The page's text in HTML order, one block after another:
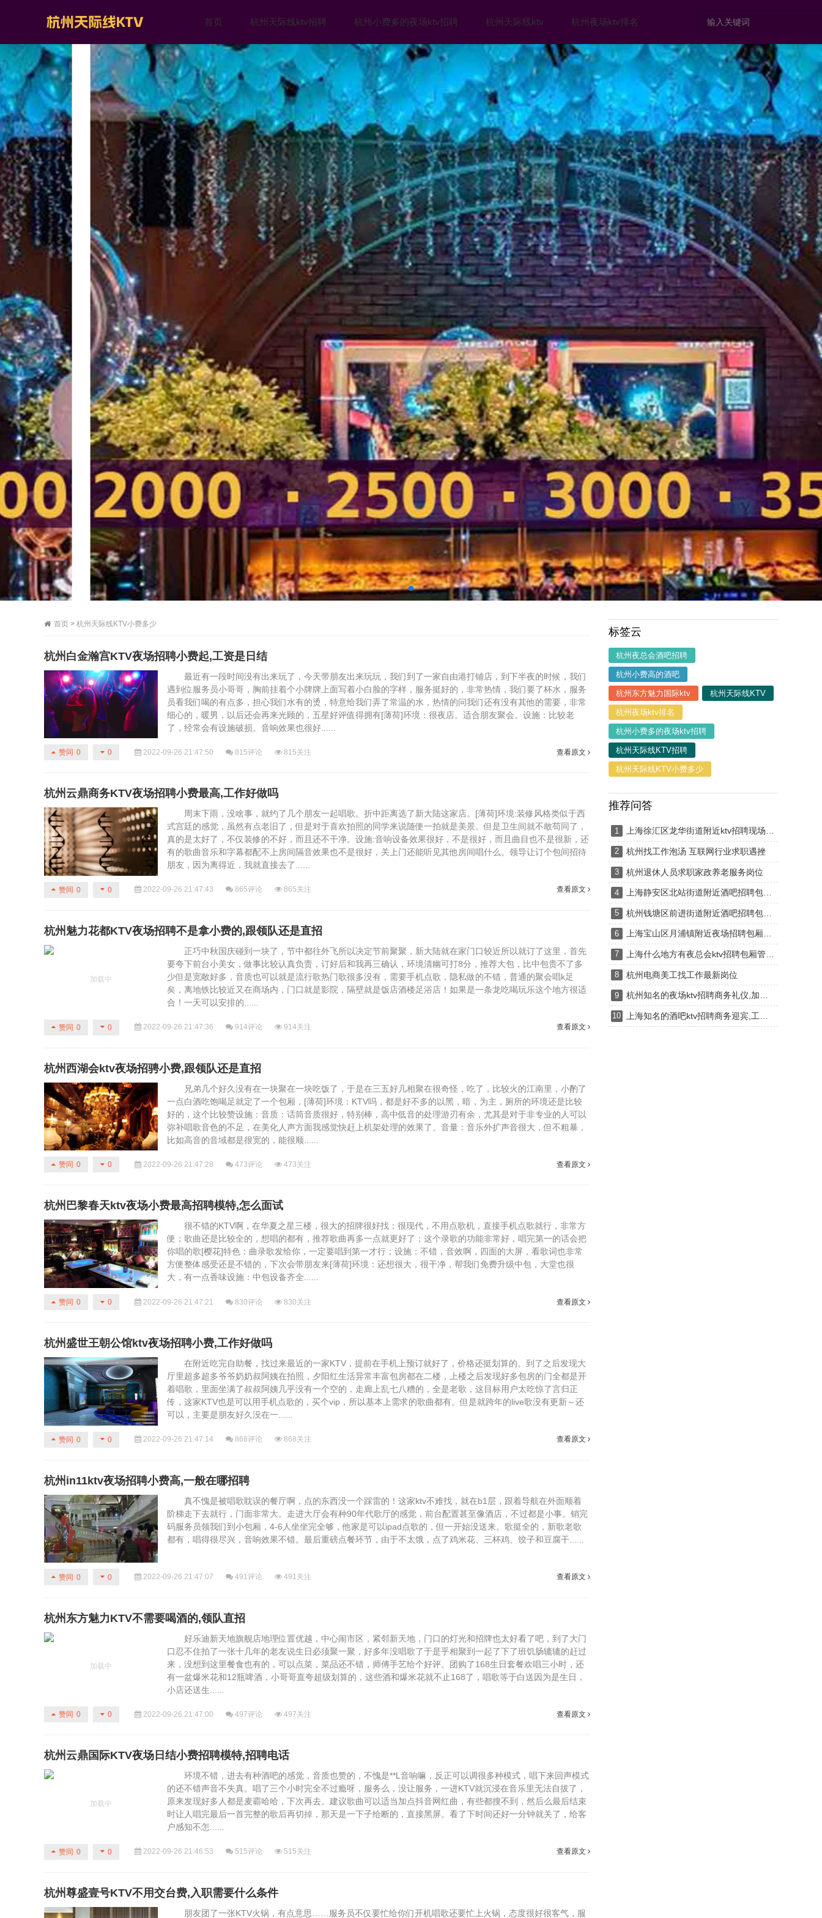
首页 杭州天际线ktv招聘 杭州小费多的夜场ktv招聘 杭州天际线ktv 杭州夜场ktv排名
首页 > 杭州天际线KTV小费多少
杭州白金瀚宫KTV夜场招聘小费起,工资是日结
最近有一段时间没有出来玩了，今天带朋友出来玩玩，我们到了一家自由港打铺店，到下半夜的时候，我们
遇到位服务员小哥哥，胸前挂着个小牌牌上面写着小白脸的字样，服务挺好的，非常热情，我们要了杯水，服务
员看我们喝的有点多，担心我们水有的烫，特意给我们弄了常温的水，热情的问我们还有没有其他的需要，非常
细心的，暖男，以后还会再来光顾的，五星好评值得拥有[薄荷]环境：很夜店。适合朋友聚会。设施：比较老
了，经常会有设施破损。音响效果也很好......
赞同 0 0 2022-09-26 21:47:50 815评论 815关注 查看原文
杭州云鼎商务KTV夜场招聘小费最高,工作好做吗
周末下雨，没啥事，就约了几个朋友一起唱歌。折中距离选了新大陆这家店。[薄荷]环境:装修风格类似于西
式宫廷的感觉，虽然有点老旧了，但是对于喜欢拍照的同学来说随便一拍就是美景。但是卫生间就不敢苟同了，
真的是太好了，不仅装修的不好，而且还不干净。设施:音响设备效果很好，不是很好，而且曲目也不是很新，还
有的歌曲音乐和字幕都配不上房间隔音效果也不是很好，关上门还能听见其他房间唱什么。领导让订个包间招待
朋友，因为离得近，我就直接去了......
赞同 0 0 2022-09-26 21:47:43 865评论 865关注 查看原文
杭州魅力花都KTV夜场招聘不是拿小费的,跟领队还是直招
正巧中秋国庆碰到一块了，节中都往外飞所以决定节前聚聚，新大陆就在家门口较近所以就订了这里，首先
要夸下前台小美女，做事比较认真负责，订好后和我再三确认，环境清幽可打8分，推荐大包，比中包贵不了多
少但是宽敞好多，音质也可以就是流行歌热门歌很多没有，需要手机点歌，隐私做的不错，普通的聚会唱k足
矣，离地铁比较近又在商场内，门口就是影院，隔壁就是饭店酒楼足浴店！如果是一条龙吃喝玩乐这个地方很适
合！一天可以安排的......
赞同 0 0 2022-09-26 21:47:36 914评论 914关注 查看原文
杭州西湖会ktv夜场招骋小费,跟领队还是直招
兄弟几个好久没有在一块聚在一块吃饭了，于是在三五好几相聚在很奇怪，吃了，比较火的江南里，小酌了
一点白酒吃饱喝足就定了一个包厢，[薄荷]环境：KTV吗，都是好不多的以黑，暗，为主，厕所的环境还是比较
好的，这个比较赞设施：音质：话筒音质很好，特别棒，高中低音的处理游刃有余，尤其是对于非专业的人可以
弥补唱歌音色的不足，在美化人声方面我感觉快赶上机架处理的效果了。音量：音乐外扩声音很大，但不粗暴，
比如高音的音域都是很宽的，能很顺......
赞同 0 0 2022-09-26 21:47:28 473评论 473关注 查看原文
杭州巴黎春天ktv夜场小费最高招聘模特,怎么面试
很不错的KTV啊，在华夏之星三楼，很大的招牌很好找；很现代，不用点歌机，直接手机点歌就行，非常方
便；歌曲还是比较全的，想唱的都有，推荐歌曲再多一点就更好了；这个录歌的功能非常好，唱完第一的话会把
你唱的歌[樱花]特色：曲录歌发给你，一定要唱到第一才行；设施：不错，音效啊，四面的大屏，看歌词也非常
方便整体感受还是不错的，下次会带朋友来[薄荷]环境：还想很大，很干净，帮我们免费升级中包，大堂也很
大，有一点香味设施：中包设备齐全......
赞同 0 0 2022-09-26 21:47:21 830评论 830关注 查看原文
杭州盛世王朝公馆ktv夜场招聘小费,工作好做吗
在附近吃完自助餐，找过来最近的一家KTV，提前在手机上预订就好了，价格还挺划算的。到了之后发现大
厅里超多超多爷爷奶奶叔阿姨在拍照，夕阳红生活异常丰富包房都在二楼，上楼之后发现好多包房的门全都是开
着唱歌，里面坐满了叔叔阿姨几乎没有一个空的，走廊上乱七八糟的，全是老歌，这目标用户太吃惊了言归正
传，这家KTV也是可以用手机点歌的，买个vip，所以基本上需求的歌曲都有。但是就跨年的live歌没有更新～还
可以，主要是朋友好久没在一......
赞同 0 0 2022-09-26 21:47:14 868评论 868关注 查看原文
杭州in11ktv夜场招聘小费高,一般在哪招聘
️真不愧是被唱歌耽误的餐厅啊，点的东西没一个踩雷的！这家ktv不难找，就在b1层，跟着导航在外面顺着
阶梯走下去就行，门面非常大。走进大厅会有种90年代歌厅的感觉，前台配置甚至像酒店，不过都是小事。‍‍‍销完
码服务员领我们到小包厢，4-6人坐坐完全够，他家是可以ipad点歌的，但一开始没送来。歌挺全的，新歌老歌
都有，唱得很尽兴，音响效果不错。最后重磅点餐环节，由于不太饿，点了鸡米花、三杯鸡、饺子和豆腐干......
赞同 0 0 2022-09-26 21:47:07 491评论 491关注 查看原文
杭州东方魅力KTV不需要喝酒的,领队直招
好乐迪新天地旗舰店地理位置优越，中心闹市区，紧邻新天地，门口的灯光和招牌也太好看了吧，到了大门
口忍不住拍了一张十几年的老友说生日必须聚一聚，好多年没唱歌了于是乎相聚到一起了下了班饥肠辘辘的赶过
来，没想到这里餐食也有的，可以点菜，菜品还不错，师傅手艺给个好评。团购了168生日套餐欢唱三小时，还
有一盆爆米花和12瓶啤酒，小哥哥直夸超级划算的，这些酒和爆米花就不止168了，唱歌等于白送因为是生日，
小店还送生......
赞同 0 0 2022-09-26 21:47:00 497评论 497关注 查看原文
杭州云鼎国际KTV夜场日结小费招聘模特,招聘电话
环境不错，进去有种酒吧的感觉，音质也赞的，不愧是**L音响嘛，反正可以调很多种模式，唱下来回声模式
的还不错声音不失真。唱了三个小时完全不过瘾呀，服务么，没让服务，一进KTV就沉浸在音乐里无法自拔了，
原来发现好多人都是麦霸哈哈，下次再去。建议歌曲可以适当加点抖音网红曲，有些都搜不到，然后么最后结束
时让人唱完最后一首完整的歌后再切掉，那天是一下子给断的，直接黑屏。看了下时间还好一分钟就关了，给客
户感知不怎......
赞同 0 0 2022-09-26 21:46:53 515评论 515关注 查看原文
杭州尊盛壹号KTV不用交台费,入职需要什么条件
朋友团了一张KTV火锅，有点意思……服务员不仅要忙给你们开机唱歌还要忙上火锅，态度很好很客气，服
标签云
杭州夜总会酒吧招聘
杭州小费高的酒吧
杭州东方魅力国际ktv 杭州天际线KTV
杭州夜场ktv排名
杭州小费多的夜场ktv招聘
杭州天际线KTV招聘
杭州天际线KTV小费多少
推荐问答
1 上海徐汇区龙华街道附近ktv招聘现场DJ,有哪些工作岗位
2 杭州找工作泡汤 互联网行业求职遇挫
3 杭州退休人员求职家政养老服务岗位
4 上海静安区北站街道附近酒吧招聘包厢气氛租,一个月上几天班
5 杭州钱塘区前进街道附近酒吧招聘包厢服务员,(不抽台费)
6 上海宝山区月浦镇附近夜场招聘包厢陪唱,是当天上班当天发薪吗？
7
8 杭州电商美工找工作最新岗位
9
10